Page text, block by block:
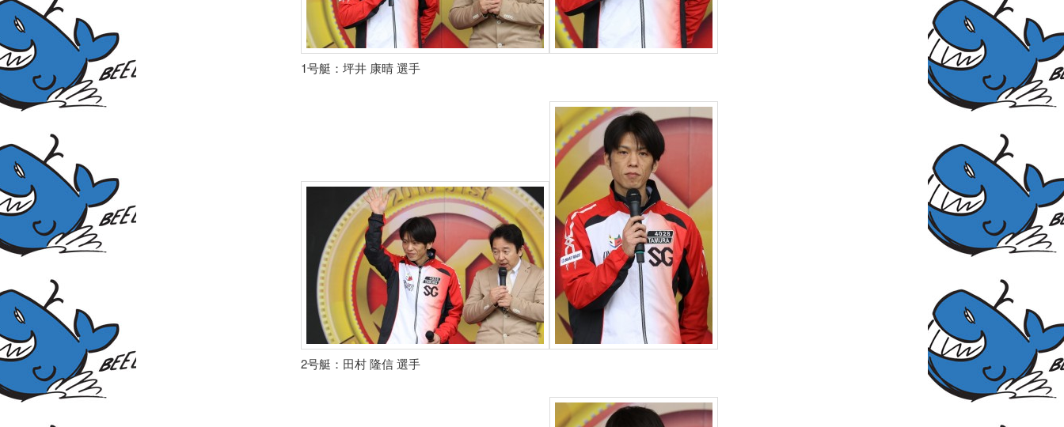
1号艇：坪井 康晴 選手
2号艇：田村 隆信 選手